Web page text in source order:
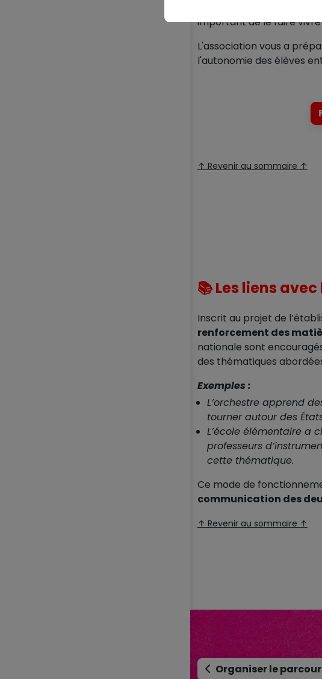
Pour que le projet ait le
important de le faire
L'association vous a
l'autonomie des élèves
↑ Revenir au sommaire ↑
📚 Les liens
Inscrit au projet de
renforcement des
nationale sont
des thématiques
Exemples :
L’orchestre apprend
tourner autour des
L’école élémentaire a
professeurs
cette thématique.
Ce mode de
communication des
↑ Revenir au sommaire ↑
Organiser le